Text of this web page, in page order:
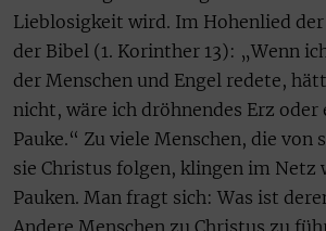
Lieblosigkeit wird. Im Hohenlied
der Bibel (1. Korinther 13): „Wenn
der Menschen und Engel redete,
nicht, wäre ich dröhnendes Erz oder
Pauke.“ Zu viele Menschen, die von
sie Christus folgen, klingen im Netz
Pauken. Man fragt sich: Was ist